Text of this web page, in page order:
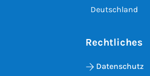
Deutschland
Rechtliches
Datenschutz